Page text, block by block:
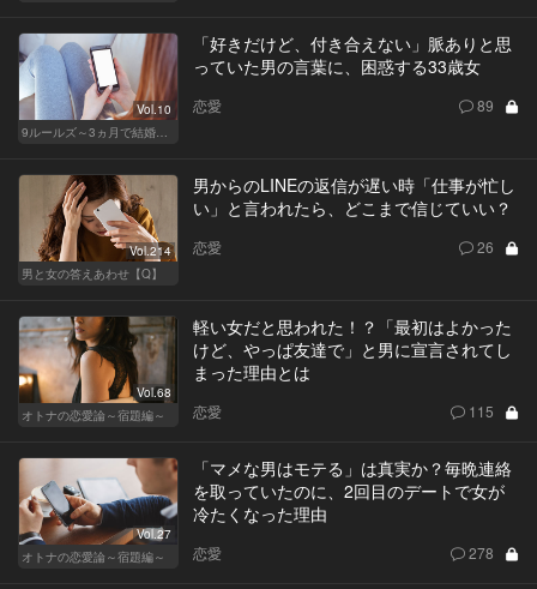
Vol.10
9ルールズ～3ヵ月で結婚する方法～
「好きだけど、付き合えない」脈ありと思
っていた男の言葉に、困惑する33歳女
恋愛 89
Vol.214
男と女の答えあわせ【Q】
男からのLINEの返信が遅い時「仕事が忙し
い」と言われたら、どこまで信じていい？
恋愛 26
Vol.68
オトナの恋愛論～宿題編～
軽い女だと思われた！？「最初はよかった
けど、やっぱ友達で」と男に宣言されてし
まった理由とは
恋愛 115
Vol.27
オトナの恋愛論～宿題編～
「マメな男はモテる」は真実か？毎晩連絡
を取っていたのに、2回目のデートで女が
冷たくなった理由
恋愛 278